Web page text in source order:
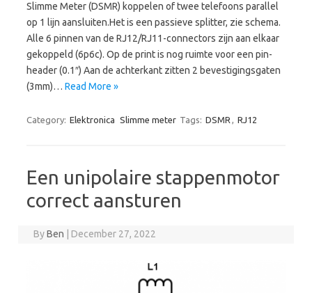
Slimme Meter (DSMR) koppelen of twee telefoons parallel
op 1 lijn aansluiten.Het is een passieve splitter, zie schema.
Alle 6 pinnen van de RJ12/RJ11-connectors zijn aan elkaar
gekoppeld (6p6c). Op de print is nog ruimte voor een pin-
header (0.1″) Aan de achterkant zitten 2 bevestigingsgaten
(3mm)… Read More »
Category: Elektronica Slimme meter Tags: DSMR , RJ12
Een unipolaire stappenmotor
correct aansturen
ByBen December 27, 2022